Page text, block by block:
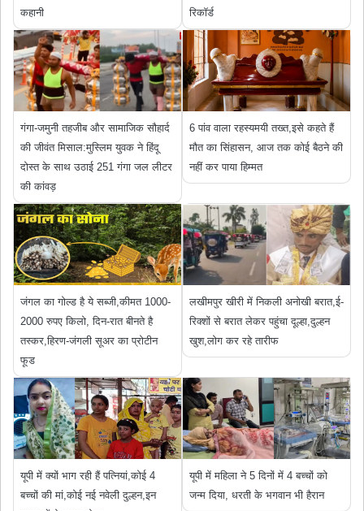
कहानी रिकॉर्ड
गंगा-जमुनी तहजीब और सामाजिक सौहार्द
की जीवंत मिसाल:मुस्लिम युवक ने हिंदू
दोस्त के साथ उठाई 251 गंगा जल लीटर
की कांवड़
6 पांव वाला रहस्यमयी तख्त,इसे कहते हैं
मौत का सिंहासन, आज तक कोई बैठने की
नहीं कर पाया हिम्मत
जंगल का गोल्ड है ये सब्जी,कीमत 1000-
2000 रुपए किलो, दिन-रात बीनते है
तस्कर,हिरण-जंगली सूअर का प्रोटीन
फूड
लखीमपुर खीरी में निकली अनोखी बरात,ई-
रिक्शों से बरात लेकर पहुंचा दूल्हा,दुल्हन
खुश,लोग कर रहे तारीफ
यूपी में क्यों भाग रही हैं पत्नियां,कोई 4
बच्चों की मां,कोई नई नवेली दुल्हन,इन
यूपी में महिला ने 5 दिनों में 4 बच्चों को
जन्म दिया, धरती के भगवान भी हैरान